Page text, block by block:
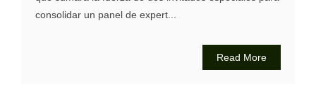
consolidar un panel de expert...
Read More